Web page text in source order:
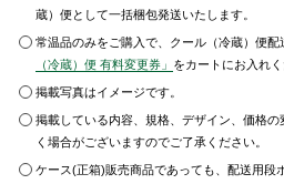
蔵）便として一括梱包発送いたします。
常温品のみをご購入で、クール（冷蔵）便
（冷蔵）便 有料変更券」 をカートにお入れく
掲載写真はイメージです。
掲載している内容、規格、デザイン、価格
く場合がございますのでご了承ください。
ケース(正箱)販売商品であっても、配送用段